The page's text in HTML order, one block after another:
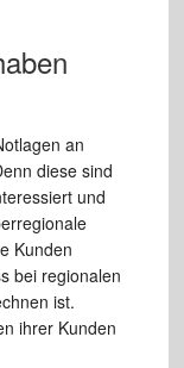
an
diese sind
und
Kunden
bei regionalen
ist.
ihrer Kunden